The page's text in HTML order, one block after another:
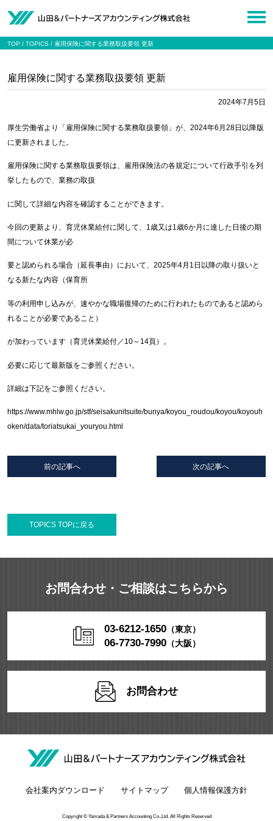
TOP TOPICS 雇用保険に関する業務取扱要領 更新
雇用保険に関する業務取扱要領 更新
2024年7月5日
厚生労働省より「雇用保険に関する業務取扱要領」が、2024年6月28日以降版
に更新されました。
雇用保険に関する業務取扱要領は、雇用保険法の各規定について行政手引を列
挙したもので、業務の取扱
に関して詳細な内容を確認することができます。
今回の更新より、育児休業給付に関して、1歳又は1歳6か月に達した日後の期
間について休業が必
要と認められる場合（延長事由）において、2025年4月1日以降の取り扱いと
なる新たな内容（保育所
等の利用申し込みが、速やかな職場復帰のために行われたものであると認めら
れることが必要であること）
が加わっています（育児休業給付／10～14頁）。
必要に応じて最新版をご参照ください。
詳細は下記をご参照ください。
https://www.mhlw.go.jp/stf/seisakunitsuite/bunya/koyou_roudou/koyou/koyouh
oken/data/toriatsukai_youryou.html
前の記事へ 次の記事へ
TOPICS TOPに戻る
お問合わせ・ご相談はこちらから
03-6212-1650（東京）
06-7730-7990（大阪）
お問合わせ
会社案内ダウンロード サイトマップ 個人情報保護方針
Copyright © Yamada & Partners Accounting Co.,Ltd. All Rights Reserved